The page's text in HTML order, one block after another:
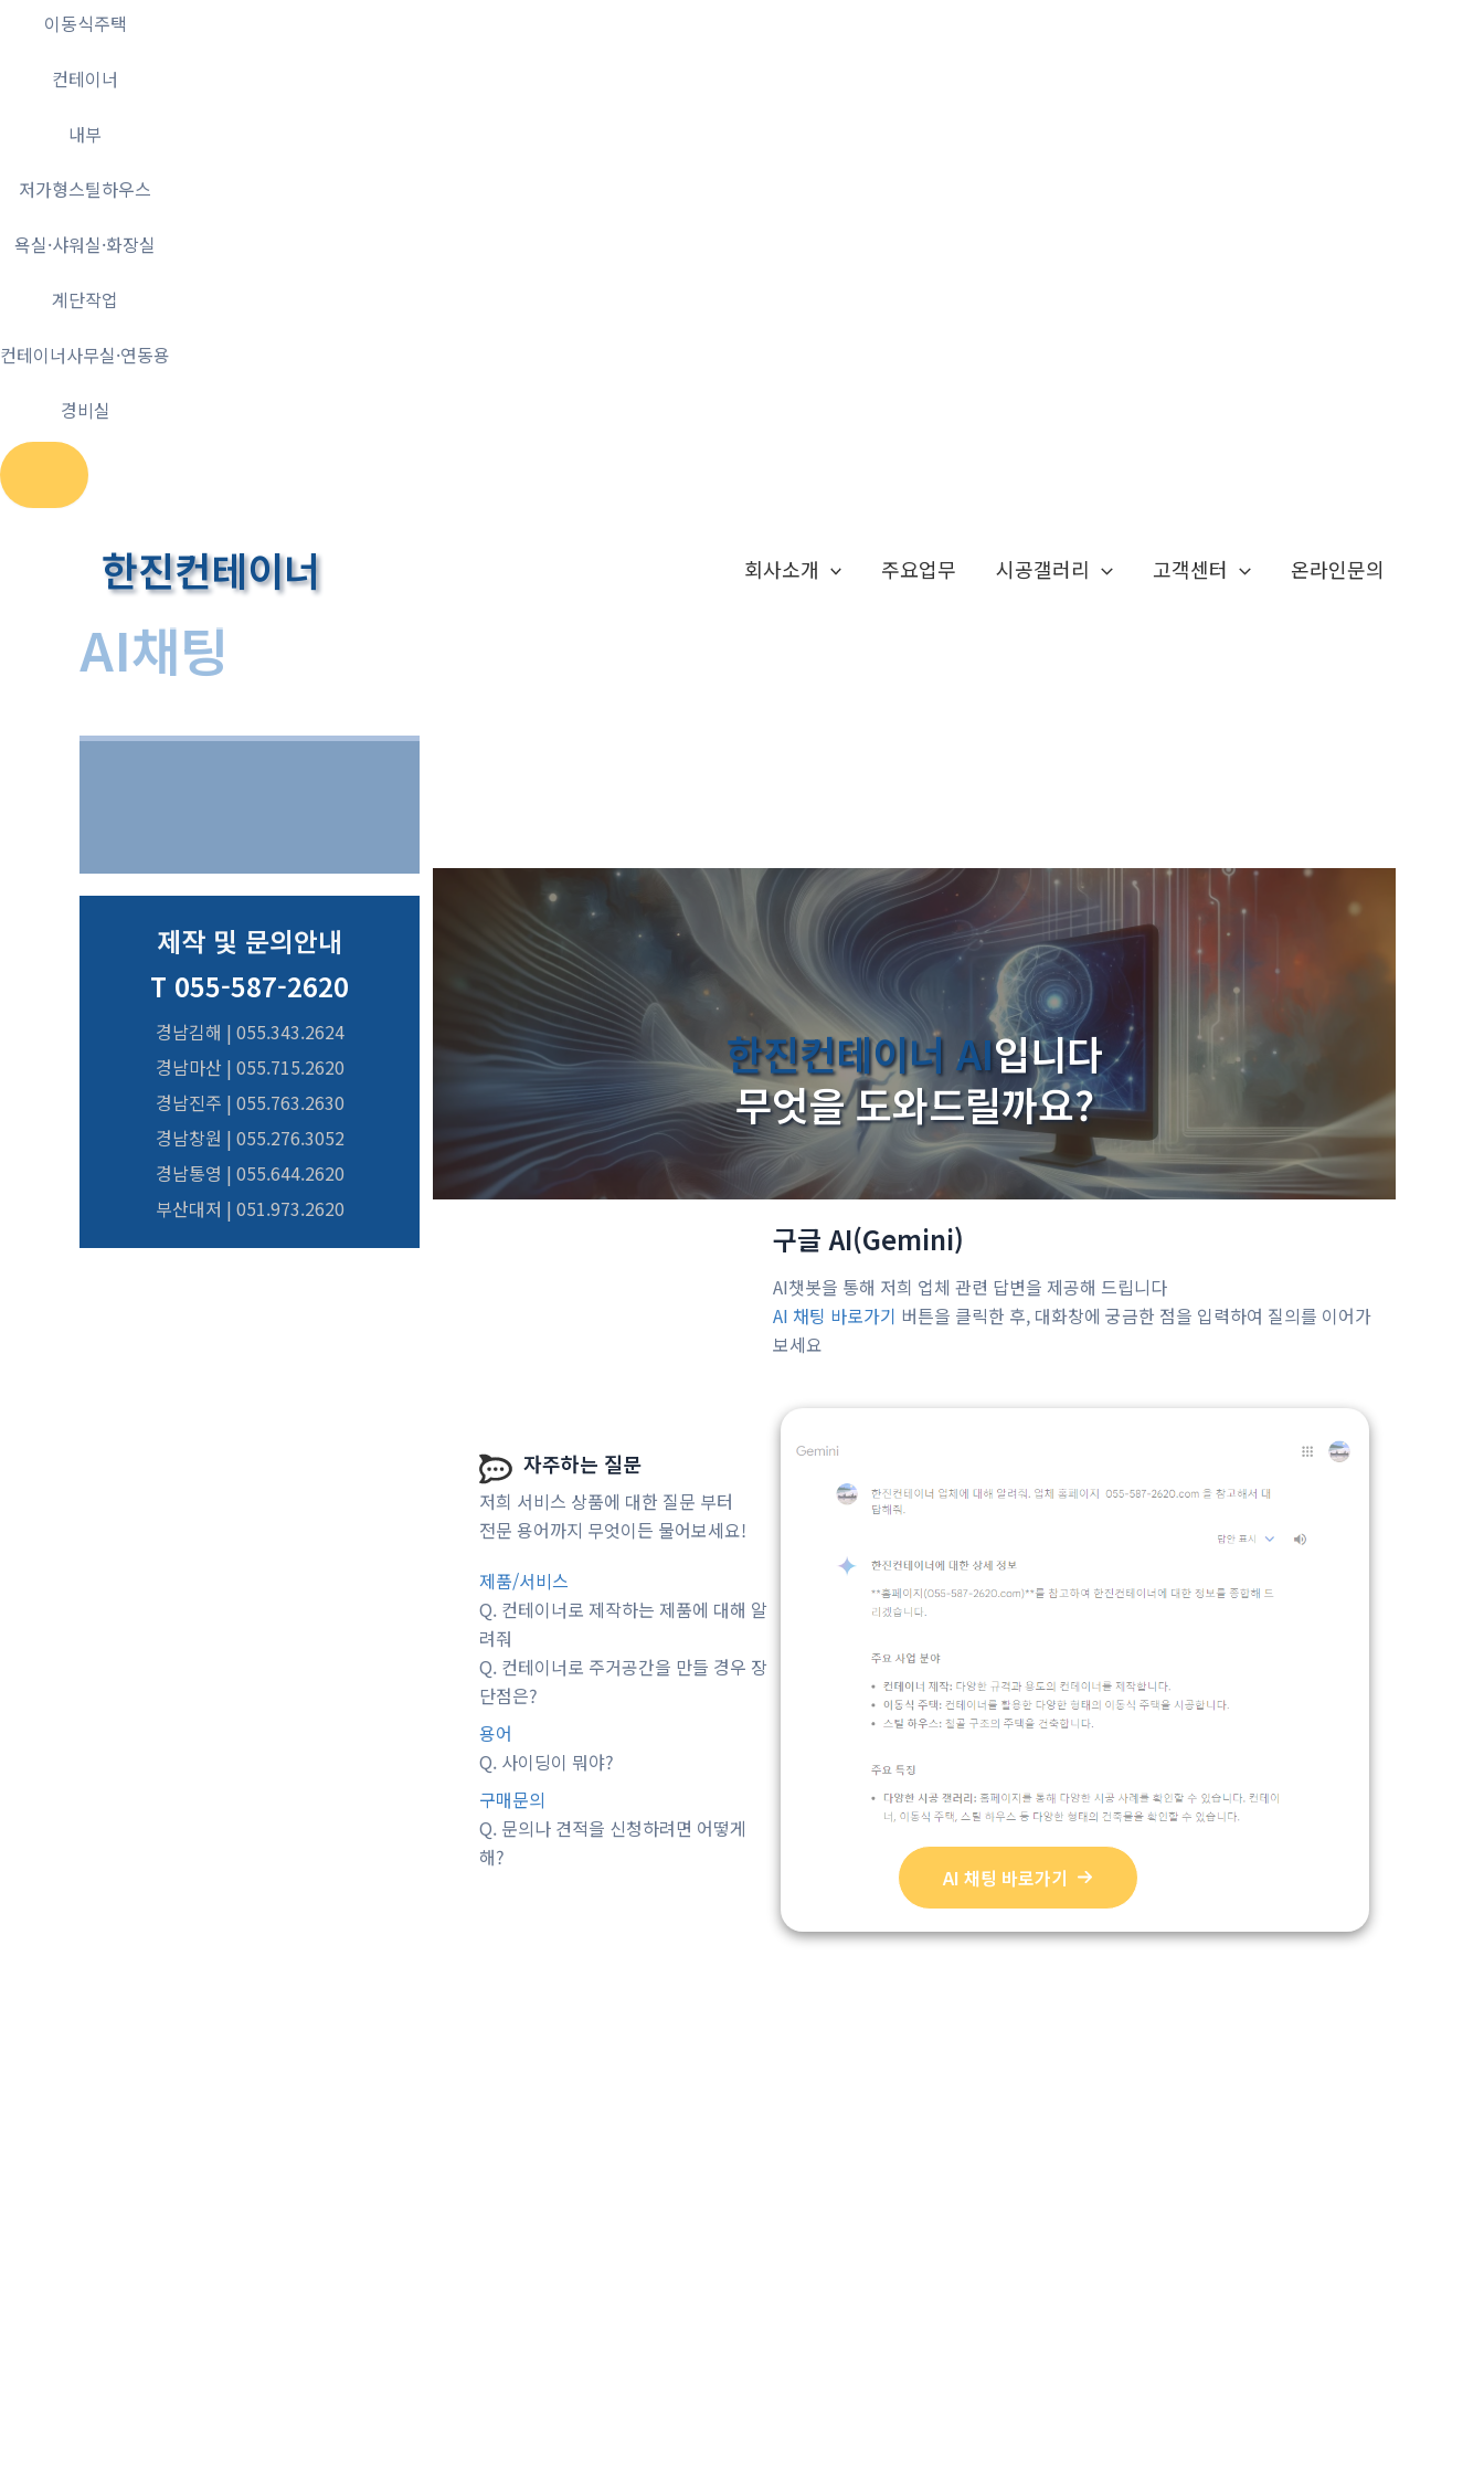
이동식주택
컨테이너
내부
저가형스틸하우스
욕실·샤워실·화장실
계단작업
컨테이너사무실·연동용
경비실
한진컨테이너 회사소개 주요업무 시공갤러리 고객센터 온라인문의
AI채팅
제작 및 문의안내
T 055-587-2620
경남김해 | 055.343.2624
경남마산 | 055.715.2620
경남진주 | 055.763.2630
경남창원 | 055.276.3052
경남통영 | 055.644.2620
부산대저 | 051.973.2620
한진컨테이너 AI입니다
무엇을 도와드릴까요?
구글 AI(Gemini)
AI챗봇을 통해 저희 업체 관련 답변을 제공해 드립니다
AI 채팅 바로가기 버튼을 클릭한 후, 대화창에 궁금한 점을 입력하여 질의를 이어가
보세요
자주하는 질문
저희 서비스 상품에 대한 질문 부터
전문 용어까지 무엇이든 물어보세요!
제품/서비스
Q. 컨테이너로 제작하는 제품에 대해 알
려줘
Q. 컨테이너로 주거공간을 만들 경우 장
단점은?
용어
Q. 사이딩이 뭐야?
구매문의
Q. 문의나 견적을 신청하려면 어떻게
해?
AI 채팅 바로가기